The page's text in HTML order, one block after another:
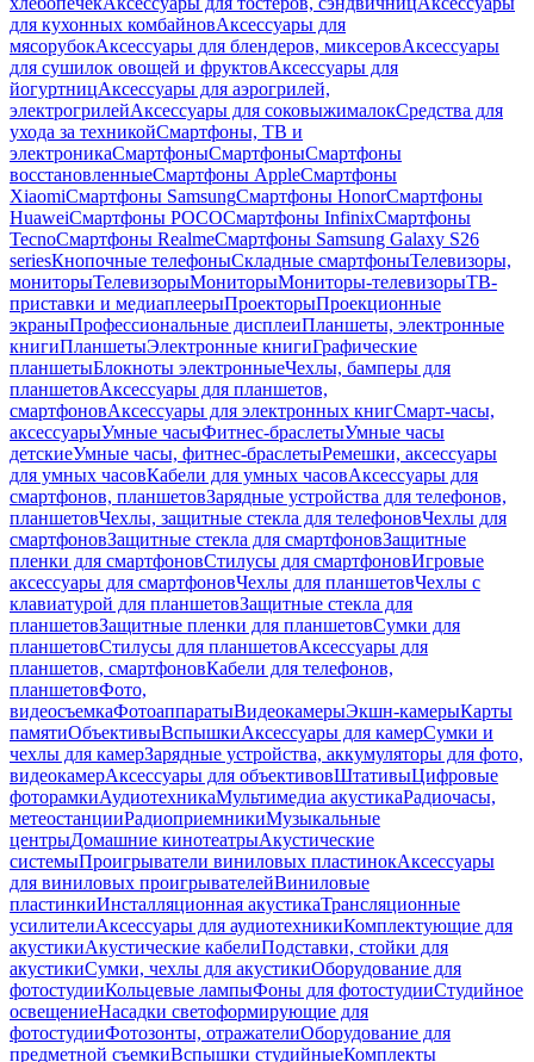
для кухонных комбайновАксессуары для
мясорубокАксессуары для блендеров, миксеровАксессуары
для сушилок овощей и фруктовАксессуары для
йогуртницАксессуары для аэрогрилей,
электрогрилейАксессуары для соковыжималокСредства для
ухода за техникойСмартфоны, ТВ и
электроникаСмартфоныСмартфоныСмартфоны
восстановленныеСмартфоны AppleСмартфоны
XiaomiСмартфоны SamsungСмартфоны HonorСмартфоны
HuaweiСмартфоны POCOСмартфоны InfinixСмартфоны
TecnoСмартфоны RealmeСмартфоны Samsung Galaxy S26
seriesКнопочные телефоныСкладные смартфоныТелевизоры,
мониторыТелевизорыМониторыМониторы-телевизорыТВ-
приставки и медиаплеерыПроекторыПроекционные
экраныПрофессиональные дисплеиПланшеты, электронные
книгиПланшетыЭлектронные книгиГрафические
планшетыБлокноты электронныеЧехлы, бамперы для
планшетовАксессуары для планшетов,
смартфоновАксессуары для электронных книгСмарт-часы,
аксессуарыУмные часыФитнес-браслетыУмные часы
детскиеУмные часы, фитнес-браслетыРемешки, аксессуары
для умных часовКабели для умных часовАксессуары для
смартфонов, планшетовЗарядные устройства для телефонов,
планшетовЧехлы, защитные стекла для телефоновЧехлы для
смартфоновЗащитные стекла для смартфоновЗащитные
пленки для смартфоновСтилусы для смартфоновИгровые
аксессуары для смартфоновЧехлы для планшетовЧехлы с
клавиатурой для планшетовЗащитные стекла для
планшетовЗащитные пленки для планшетовСумки для
планшетовСтилусы для планшетовАксессуары для
планшетов, смартфоновКабели для телефонов,
планшетовФото,
видеосъемкаФотоаппаратыВидеокамерыЭкшн-камерыКарты
памятиОбъективыВспышкиАксессуары для камерСумки и
чехлы для камерЗарядные устройства, аккумуляторы для фото,
видеокамерАксессуары для объективовШтативыЦифровые
фоторамкиАудиотехникаМультимедиа акустикаРадиочасы,
метеостанцииРадиоприемникиМузыкальные
центрыДомашние кинотеатрыАкустические
системыПроигрыватели виниловых пластинокАксессуары
для виниловых проигрывателейВиниловые
пластинкиИнсталляционная акустикаТрансляционные
усилителиАксессуары для аудиотехникиКомплектующие для
акустикиАкустические кабелиПодставки, стойки для
акустикиСумки, чехлы для акустикиОборудование для
фотостудииКольцевые лампыФоны для фотостудииСтудийное
освещениеНасадки светоформирующие для
фотостудииФотозонты, отражателиОборудование для
предметной съемкиВспышки студийныеКомплекты